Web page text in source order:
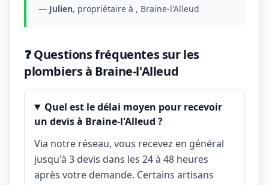
— Julien, propriétaire à , Braine-l'Alleud
❓ Questions fréquentes sur les
plombiers à Braine-l'Alleud
Quel est le délai moyen pour recevoir
un devis à Braine-l'Alleud ?
Via notre réseau, vous recevez en général
jusqu'à 3 devis dans les 24 à 48 heures
après votre demande. Certains artisans